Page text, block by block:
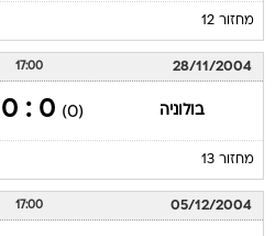
מחזור 12
28/11/2004
17:00
בולוניה (0)
0 : 0
מחזור 13
05/12/2004
17:00